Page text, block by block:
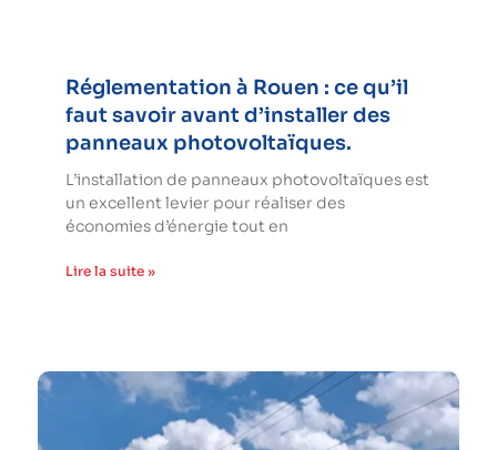
Réglementation à Rouen : ce qu’il
faut savoir avant d’installer des
panneaux photovoltaïques.
L’installation de panneaux photovoltaïques est
un excellent levier pour réaliser des
économies d’énergie tout en
Lire la suite »